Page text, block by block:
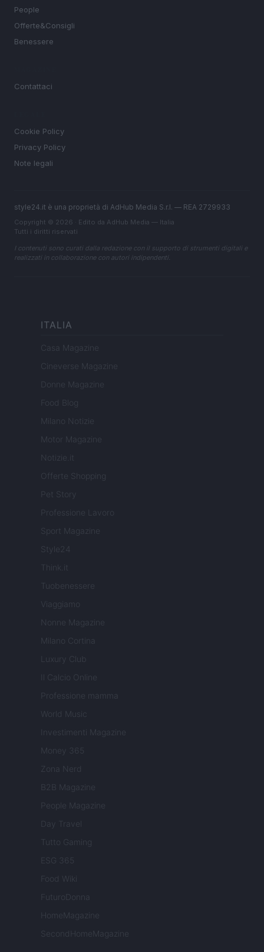
People
Offerte&Consigli
Benessere
Contattaci
Cookie Policy
Privacy Policy
Note legali
style24.it è una proprietà di AdHub Media S.r.l. — REA 2729933
Copyright © 2026 · Edito da AdHub Media — Italia
Tutti i diritti riservati
I contenuti sono curati dalla redazione con il supporto di strumenti digitali e
realizzati in collaborazione con autori indipendenti.
ITALIA
Casa Magazine
Cineverse Magazine
Donne Magazine
Food Blog
Milano Notizie
Motor Magazine
Notizie.it
Offerte Shopping
Pet Story
Professione Lavoro
Sport Magazine
Style24
Think.it
Tuobenessere
Viaggiamo
Nonne Magazine
Milano Cortina
Luxury Club
Il Calcio Online
Professione mamma
World Music
Investimenti Magazine
Money 365
Zona Nerd
B2B Magazine
People Magazine
Day Travel
Tutto Gaming
ESG 365
Food Wiki
FuturoDonna
HomeMagazine
SecondHomeMagazine